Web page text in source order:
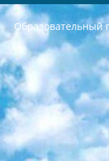
Образовательный
РЕСПУБЛИКА УЗБЕКИСТАН МИНИСТРЕРСТВО ДОШКОЛЬНОГО И ШКОЛЬНОГО ОБРАЗОВАНИЯ КОМАНДА в общеобразовательных учреждениях в 2023-2024 учебном году организация и проведение итоговой государственной аттестации обучающихся о Министра дошкольного и школьного образования Республики Узбекистан от 4 марта 2008 года (постановлением Минюста от 20 марта 2008 года № 1778 государственной регистрации) «Итоговое состояние учащихся общего среднего образования на основании положения об утверждении положения об аттестации общего среднего образования выпускной экзамен студентов в образовательных учреждениях в 2023-2024 учебном году В целях организации и прохождения аттестации приказываю: 1. Следующее: перечень предметов, по которым будет проводиться итоговая государственная аттестация и экзамен формы перевода согласно приложению 1; сертификаты международного образца, оценивающие уровень владения иностранными языками перечень согласно приложению 2; 2. Педагогический при специализированных образовательных учреждениях. научно-практический центр квалификации и международной оценки (Д.Давидова) 2024 г. До 25 марта: задания по предметам, по которым будет проводиться итоговая аттестация разработка и утверждение технических условий; итоговая аттестация на основании разработанного предметного задания разработка вопросов по предметам (устно и письменно), экзамен передача; общеобразовательные средние школы и специальные учебные заведения учащиеся выпускных классов школ и интернатов в агентской системе подготовка базы данных экзаменационных материалов и критериев оценки; перевод базы экзаменационных материалов на все языки обучения подать в Республиканский образовательный центр для изготовления; варианты экзаменов на основе разработанных контрольных материалов пусть будут поставлены задачи формирования. 3. Республиканский образовательный центр (Ш.Худайкулов) до 5 апреля 2024 года. до: база данных предоставленных экзаменационных материалов на все языки обучения перевод и экспертиза; для слепых, слабовидящих, глухих, слабослышащих и умственно отсталых детей учащиеся выпускных классов специализированных школ и школ-интернатов база данных экзаменационных материалов на всех преподаваемых языках подготовка критериев оценки; специализированные школы для умственно отсталых детей и технологии для учащихся выпускных классов школ-интернатов разработка соответствующих рекомендаций и критериев проведения ЕГЭ по естествознанию давать задания. 4. Педагогический при специализированных образовательных учреждениях. Научно-практический центр навыков и международной оценки (Д.Давидова), Республика образовательный центр (Худайкулов Ш.) итоговый государственный аттестационный экзамен ориентирован на творческое и логическое мышление при подготовке базы материалов учитывать введение заданий. 5. Следует отметить, что: сертификат государственного образца о знании общеобразовательного предмета и как минимум национальный уровень B1 по предметам на иностранных языках, указанным в Приложении 2. или международно признанный сертификат эквивалентного уровня студенты, изучающие определенный предмет, освобождаются от экзамена; по соответствующим предметам запланирована итоговая государственная аттестация за день до дня, путем жеребьевки Рабочей группой (в письменной форме по предметам, проводимым в форме) из числа сформированных вариантов выбрано 2 варианта; 2 выбранных варианта экзамена анонсированы на официальном сайте министерства и все выпускники по всей стране на основе этих вариантов проводит итоговую государственную аттестацию. 6. Государственное образование учащихся средних общеобразовательных учреждений. знания в соответствии с квалификационными требованиями, которые необходимо приобрести на основании стандартов итоговый (выпускной) контроль для 9 и 11 классов в целях